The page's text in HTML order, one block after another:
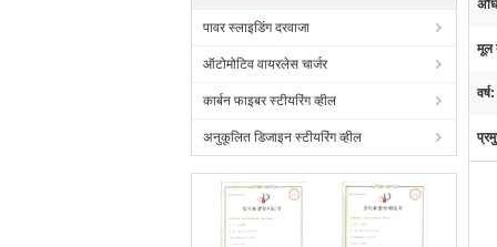
पावर स्लाइडिंग दरवाजा
ऑटोमोटिव वायरलेस चार्जर
कार्बन फाइबर स्टीयरिंग व्हील
अनुकूलित डिजाइन स्टीयरिंग व्हील
मूल
वर्ष: